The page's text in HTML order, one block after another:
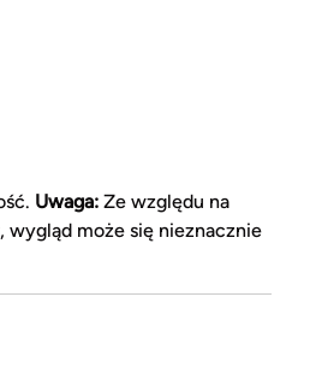
Uwaga: Ze względu na
może się nieznacznie